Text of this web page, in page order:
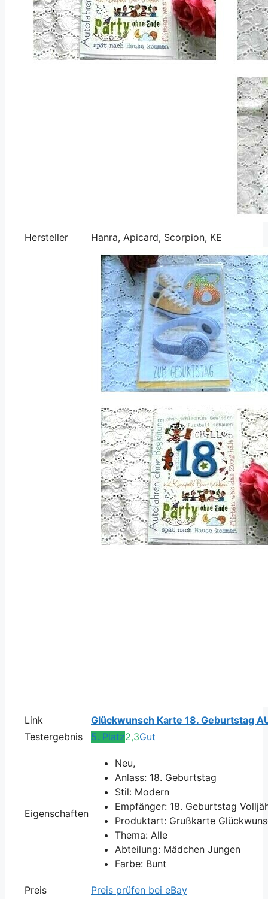
Hersteller Hanra, Apicard, Scorpion, KE
Link
Glückwunsch Karte 18. Geburtstag
Testergebnis
5. Platz2,3Gut
Eigenschaften
Neu,
Anlass: 18. Geburtstag
Stil: Modern
Empfänger: 18. Geburtstag
Produktart: Grußkarte
Thema: Alle
Abteilung: Mädchen Jungen
Farbe: Bunt
Preis
Preis prüfen bei eBay